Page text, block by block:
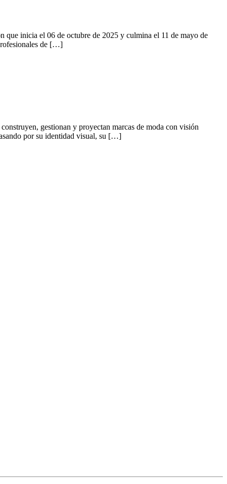
que inicia el 06 de octubre de 2025 y culmina el 11 de mayo de
de […]
gestionan y proyectan marcas de moda con visión
por su identidad visual, su […]